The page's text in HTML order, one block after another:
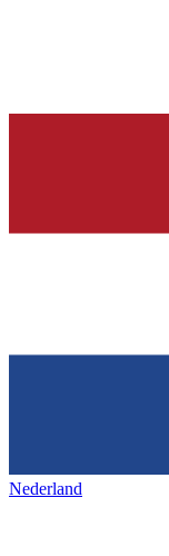
Nederland